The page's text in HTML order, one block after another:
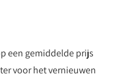
een gemiddelde prijs
voor het vernieuwen